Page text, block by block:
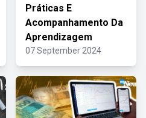
Práticas E
Acompanhamento Da
Aprendizagem
07 September 2024